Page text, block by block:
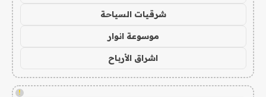
شرقيات السياحة
موسوعة انوار
اشراق الأرباح
!